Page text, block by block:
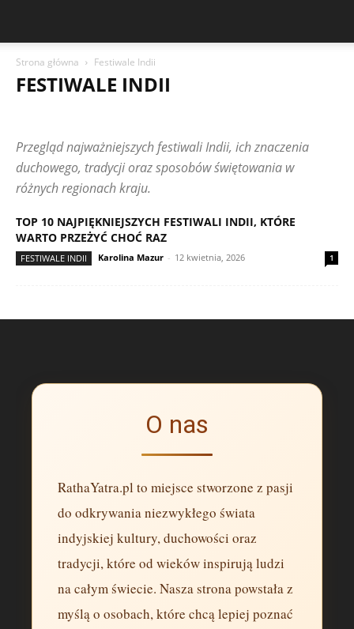
Strona główna Festiwale Indii
FESTIWALE INDII
FILOZOFIA WSCHODU
HINDUIZM I WIERZENIA
HOLI I DIWALI
KUCHNIA I POSTY
LUDZIE I HISTORIE
MUZYKA I TANIEC
PODRÓŻE PO INDIACH
RYTUAŁY I OBRZĘDY
ŚWIĄTYNIE I MIEJSCA KULTU
Przegląd najważniejszych festiwali Indii, ich znaczenia
duchowego, tradycji oraz sposobów świętowania w
różnych regionach kraju.
TOP 10 NAJPIĘKNIEJSZYCH FESTIWALI INDII, KTÓRE
WARTO PRZEŻYĆ CHOĆ RAZ
FESTIWALE INDII Karolina Mazur - 12 kwietnia, 2026 1
O nas
RathaYatra.pl to miejsce stworzone z pasji
do odkrywania niezwykłego świata
indyjskiej kultury, duchowości oraz
tradycji, które od wieków inspirują ludzi
na całym świecie. Nasza strona powstała z
myślą o osobach, które chcą lepiej poznać